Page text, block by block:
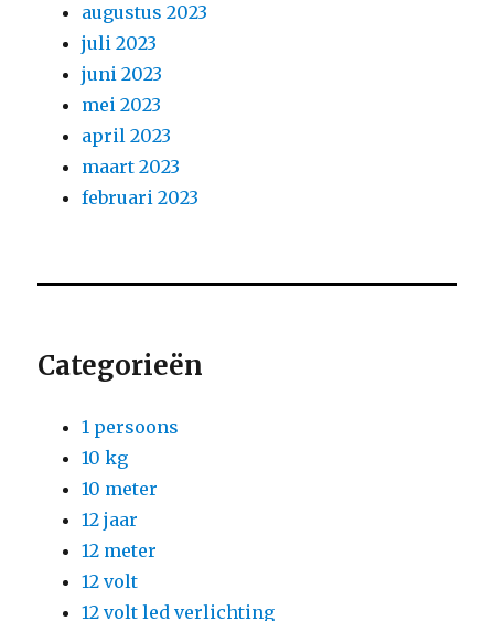
augustus 2023
juli 2023
juni 2023
mei 2023
april 2023
maart 2023
februari 2023
Categorieën
1 persoons
10 kg
10 meter
12 jaar
12 meter
12 volt
12 volt led verlichting